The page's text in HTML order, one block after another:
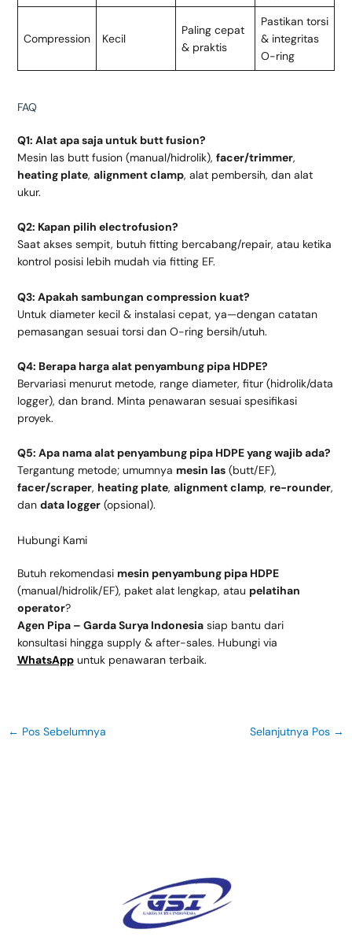
Compression Kecil
Paling cepat
& praktis
Pastikan torsi
& integritas
O-ring
FAQ
Q1: Alat apa saja untuk butt fusion?
Mesin las butt fusion (manual/hidrolik), facer/trimmer,
heating plate, alignment clamp, alat pembersih, dan alat
ukur.
Q2: Kapan pilih electrofusion?
Saat akses sempit, butuh fitting bercabang/repair, atau ketika
kontrol posisi lebih mudah via fitting EF.
Q3: Apakah sambungan compression kuat?
Untuk diameter kecil & instalasi cepat, ya—dengan catatan
pemasangan sesuai torsi dan O-ring bersih/utuh.
Q4: Berapa harga alat penyambung pipa HDPE?
Bervariasi menurut metode, range diameter, fitur (hidrolik/data
logger), dan brand. Minta penawaran sesuai spesifikasi
proyek.
Q5: Apa nama alat penyambung pipa HDPE yang wajib ada?
Tergantung metode; umumnya mesin las(butt/EF),
facer/scraper, heating plate, alignment clamp, re-rounder,
dan data logger(opsional).
Hubungi Kami
Butuh rekomendasi mesin penyambung pipa HDPE
(manual/hidrolik/EF), paket alat lengkap, atau pelatihan
operator?
Agen Pipa – Garda Surya Indonesiasiap bantu dari
konsultasi hingga supply & after-sales. Hubungi via
WhatsAppuntuk penawaran terbaik.
← Pos Sebelumnya Selanjutnya Pos →